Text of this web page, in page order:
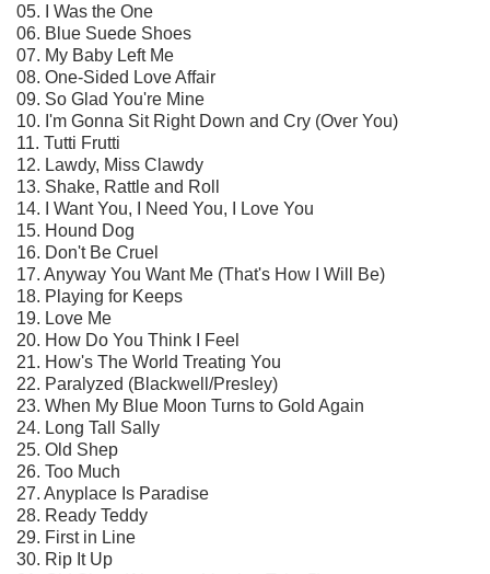
05. I Was the One
06. Blue Suede Shoes
07. My Baby Left Me
08. One-Sided Love Affair
09. So Glad You're Mine
10. I'm Gonna Sit Right Down and Cry (Over You)
11. Tutti Frutti
12. Lawdy, Miss Clawdy
13. Shake, Rattle and Roll
14. I Want You, I Need You, I Love You
15. Hound Dog
16. Don't Be Cruel
17. Anyway You Want Me (That's How I Will Be)
18. Playing for Keeps
19. Love Me
20. How Do You Think I Feel
21. How's The World Treating You
22. Paralyzed (Blackwell/Presley)
23. When My Blue Moon Turns to Gold Again
24. Long Tall Sally
25. Old Shep
26. Too Much
27. Anyplace Is Paradise
28. Ready Teddy
29. First in Line
30. Rip It Up